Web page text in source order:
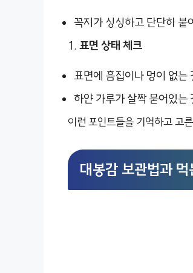
꼭지가 싱싱하고 단단히 붙
표면 상태 체크
표면에 흠집이나 멍이 없는
하얀 가루가 살짝 묻어있는
이런 포인트들을 기억하고 고
대봉감 보관법과 먹